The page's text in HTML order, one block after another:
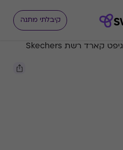
קיבלתי מתנה
גיפט קארד רשת Skechers